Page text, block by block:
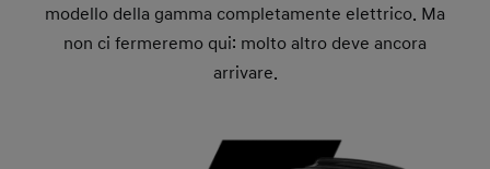
modello della gamma completamente elettrico. Ma
non ci fermeremo qui: molto altro deve ancora
arrivare.